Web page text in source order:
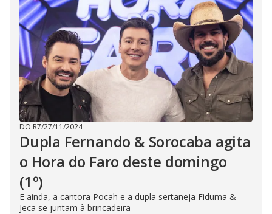
DO R7/27/11/2024
Dupla Fernando & Sorocaba agita
o Hora do Faro deste domingo
(1º)
E ainda, a cantora Pocah e a dupla sertaneja Fiduma &
Jeca se juntam à brincadeira